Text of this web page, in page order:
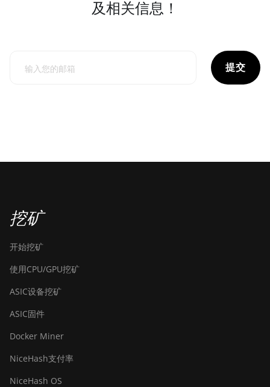
及相关信息！
提交
挖矿
开始挖矿
使用CPU/GPU挖矿
ASIC设备挖矿
ASIC固件
Docker Miner
NiceHash支付率
NiceHash OS